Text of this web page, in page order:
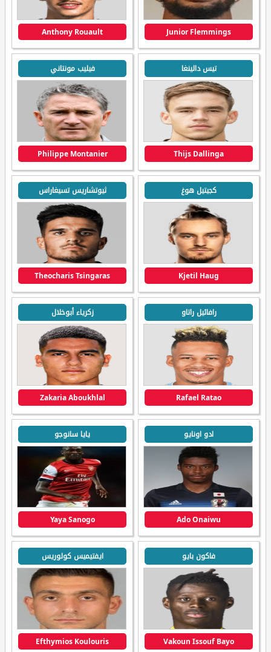
Junior Flemmings
Anthony Rouault
تيس دالينغا
Thijs Dallinga
فيليب مونتاني
Philippe Montanier
كجيتيل هوغ
Kjetil Haug
ثيوتشاريس تسيغاراس
Theocharis Tsingaras
رافائيل راتاو
Rafael Ratao
زكرياء أبوخلال
Zakaria Aboukhlal
ادو اونايو
Ado Onaiwu
يايا سانوجو
Yaya Sanogo
فاكون بايو
Vakoun Issouf Bayo
ايفتيميس كولوريس
Efthymios Koulouris